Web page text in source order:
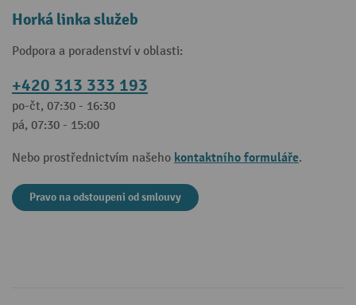
Horká linka služeb
Podpora a poradenství v oblasti:
+420 313 333 193
po-čt, 07:30 - 16:30
pá, 07:30 - 15:00
Nebo prostřednictvím našeho kontaktního formuláře.
Pravo na odstoupeni od smlouvy